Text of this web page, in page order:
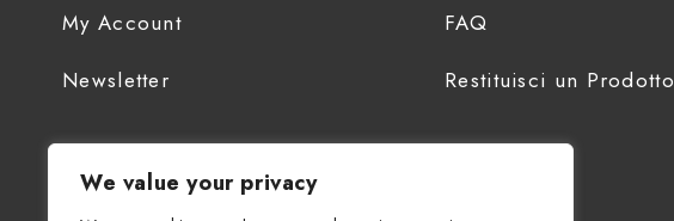
We value your privacy
My Account
Newsletter
FAQ
Restituisci un Prodotto